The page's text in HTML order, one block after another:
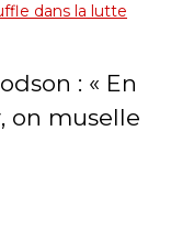
dans la lutte
: « En
on muselle